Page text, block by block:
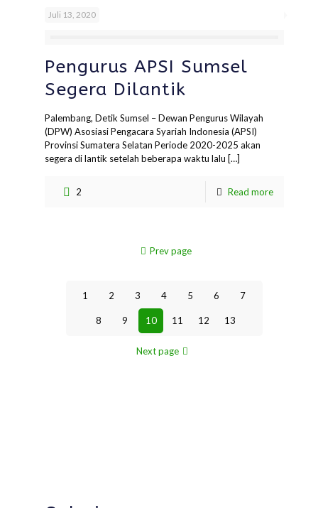
Juli 13, 2020
Pengurus APSI Sumsel
Segera Dilantik
Palembang, Detik Sumsel – Dewan Pengurus Wilayah
(DPW) Asosiasi Pengacara Syariah Indonesia (APSI)
Provinsi Sumatera Selatan Periode 2020-2025 akan
segera di lantik setelah beberapa waktu lalu […]
2 Read more
Prev page
1 2 3 4 5 6 7
8 9 10 11 12 13
Next page